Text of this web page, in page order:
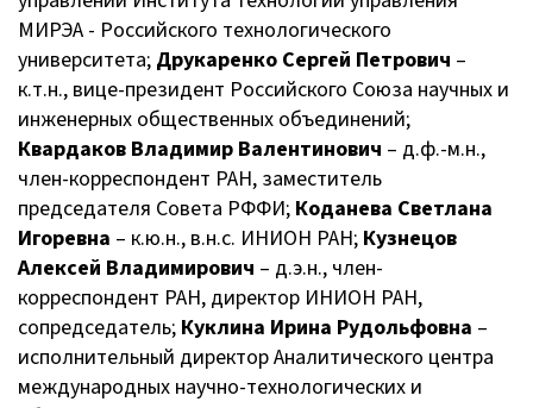
МИРЭА - Российского технологического
университета; Друкаренко Сергей Петрович –
к.т.н., вице-президент Российского Союза научных и
инженерных общественных объединений;
Квардаков Владимир Валентинович – д.ф.-м.н.,
член-корреспондент РАН, заместитель
председателя Совета РФФИ; Коданева Светлана
Игоревна – к.ю.н., в.н.с. ИНИОН РАН; Кузнецов
Алексей Владимирович – д.э.н., член-
корреспондент РАН, директор ИНИОН РАН,
сопредседатель; Куклина Ирина Рудольфовна –
исполнительный директор Аналитического центра
международных научно-технологических и